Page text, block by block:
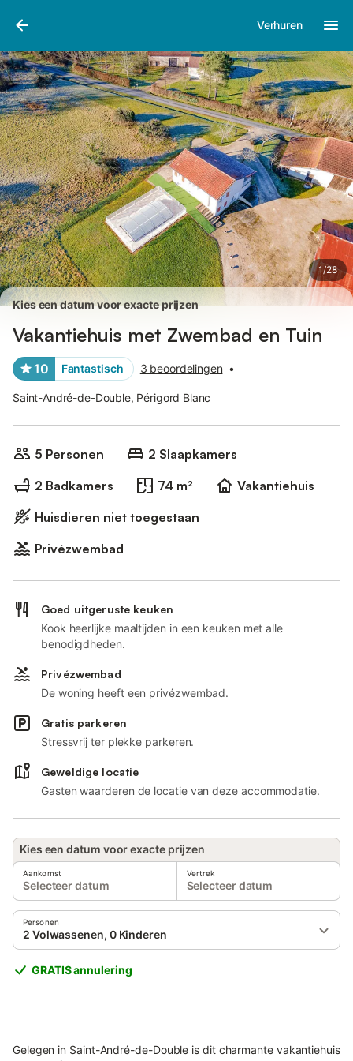
Verhuren
1/28
Afbeeldingen
Kies een datum voor exacte prijzen
Vakantiehuis met Zwembad en Tuin
10 Fantastisch 3 beoordelingen •
Saint-André-de-Double, Périgord Blanc
5 Personen
2 Slaapkamers
2 Badkamers
74 m²
Vakantiehuis
Huisdieren niet toegestaan
Privézwembad
Goed uitgeruste keuken
Kook heerlijke maaltijden in een keuken met alle
benodigdheden.
Privézwembad
De woning heeft een privézwembad.
Gratis parkeren
Stressvrij ter plekke parkeren.
Geweldige locatie
Gasten waarderen de locatie van deze accommodatie.
Kies een datum voor exacte prijzen
Aankomst
Selecteer datum
Vertrek
Selecteer datum
Personen
2 Volwassenen, 0 Kinderen
GRATIS annulering
Gelegen in Saint-André-de-Double is dit charmante vakantiehuis